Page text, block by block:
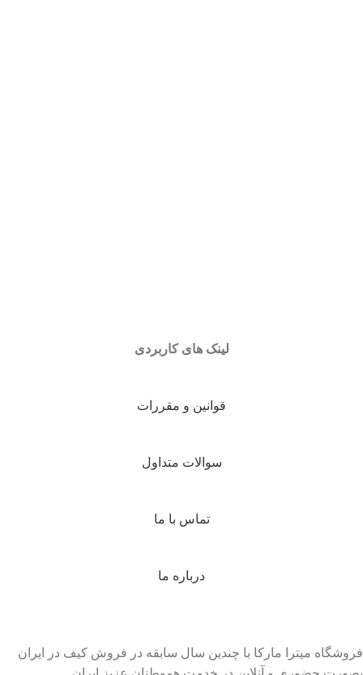
لینک های کاربردی
قوانین و مقررات
سوالات متداول
تماس با ما
درباره ما
فروشگاه میترا مارکا با چندین سال سابقه در فروش کیف در ایران